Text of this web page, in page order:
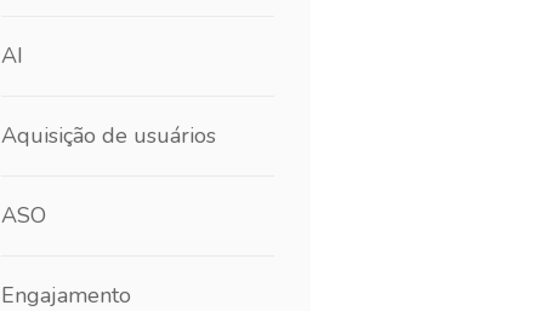
AI
Aquisição de usuários
ASO
Engajamento